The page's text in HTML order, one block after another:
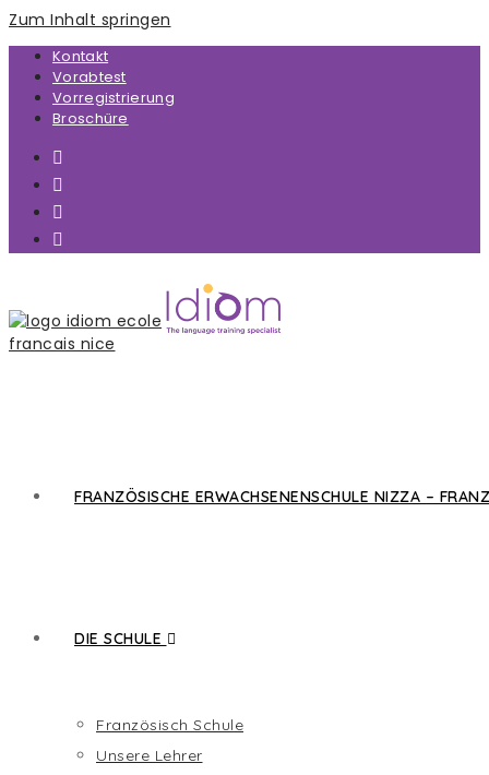
Zum Inhalt springen
Kontakt
Vorabtest
Vorregistrierung
Broschüre
FRANZÖSISCHE ERWACHSENENSCHULE NIZZA –
DIE SCHULE
Französisch Schule
Unsere Lehrer